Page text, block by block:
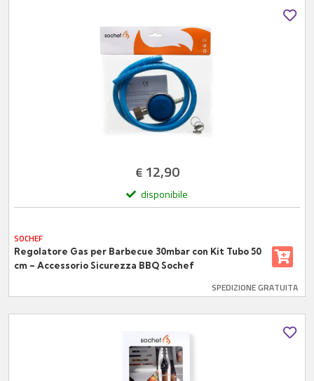
€12,90
disponibile
SOCHEF
Regolatore Gas per Barbecue 30mbar con Kit Tubo 50
cm – Accessorio Sicurezza BBQ Sochef
SPEDIZIONE GRATUITA